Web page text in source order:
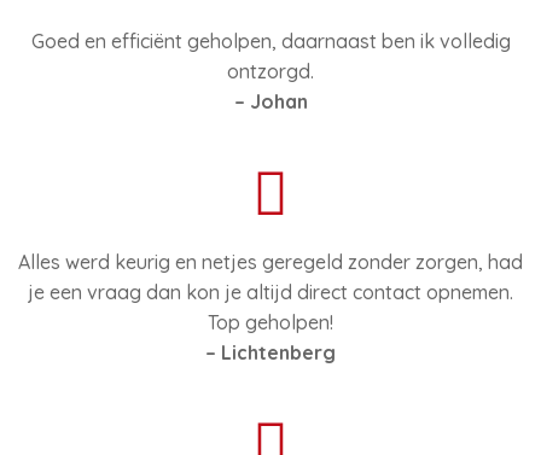
Goed en efficiënt geholpen, daarnaast ben ik volledig
ontzorgd.
– Johan
Alles werd keurig en netjes geregeld zonder zorgen, had
je een vraag dan kon je altijd direct contact opnemen.
Top geholpen!
– Lichtenberg